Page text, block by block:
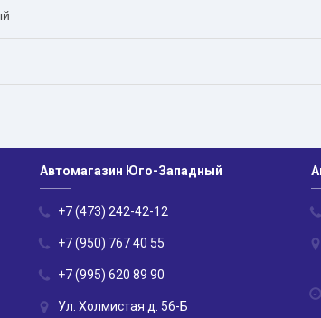
Автомагазин Юго-Западный
+7 (473) 242-42-12
+7 (950) 767 40 55
+7 (995) 620 89 90
Ул. Холмистая д. 56-Б